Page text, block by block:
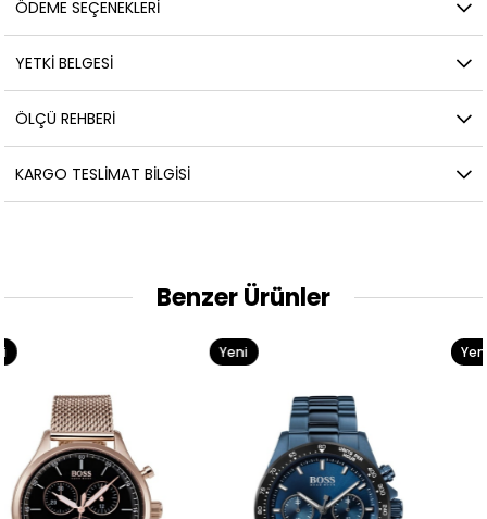
ÖDEME SEÇENEKLERI
YETKİ BELGESİ
ÖLÇÜ REHBERI
KARGO TESLIMAT BILGISI
Benzer Ürünler